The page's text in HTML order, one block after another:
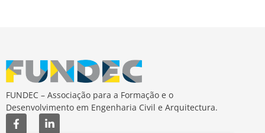
FUNDEC – Associação para a Formação e o
Desenvolvimento em Engenharia Civil e Arquitectura.